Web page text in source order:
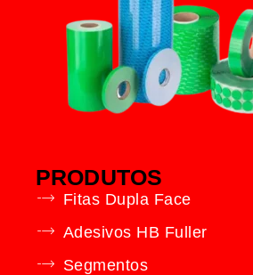
PRODUTOS
Fitas Dupla Face
Adesivos HB Fuller
Segmentos